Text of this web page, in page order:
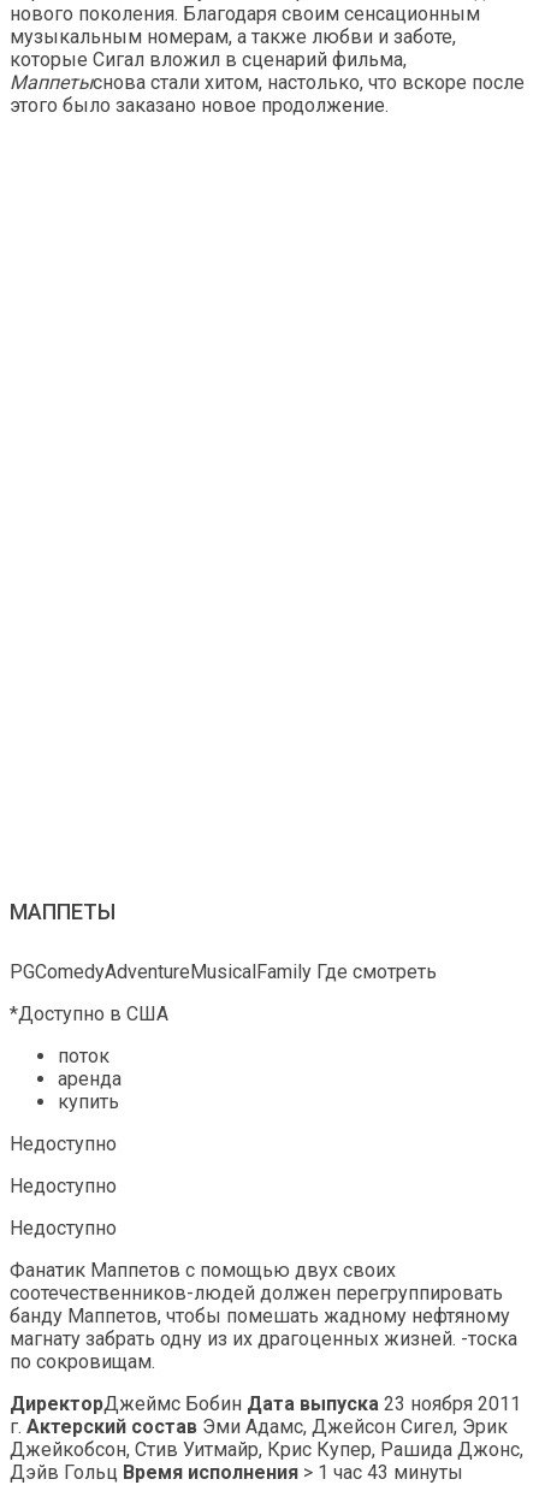
нового поколения. Благодаря своим сенсационным
музыкальным номерам, а также любви и заботе,
которые Сигал вложил в сценарий фильма,
Маппетыснова стали хитом, настолько, что вскоре после
этого было заказано новое продолжение.
МАППЕТЫ
PGComedyAdventureMusicalFamily Где смотреть
*Доступно в США
поток
аренда
купить
Недоступно
Недоступно
Недоступно
Фанатик Маппетов с помощью двух своих
соотечественников-людей должен перегруппировать
банду Маппетов, чтобы помешать жадному нефтяному
магнату забрать одну из их драгоценных жизней. -тоска
по сокровищам.
ДиректорДжеймс Бобин Дата выпуска 23 ноября 2011
г. Актерский состав Эми Адамс, Джейсон Сигел, Эрик
Джейкобсон, Стив Уитмайр, Крис Купер, Рашида Джонс,
Дэйв Гольц Время исполнения > 1 час 43 минуты